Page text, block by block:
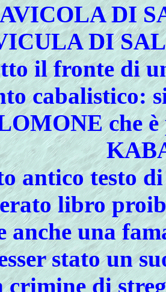
DI
DI
il fronte di
cabalistico:
che
antico testo
libro
anche una
stato un
crimine di